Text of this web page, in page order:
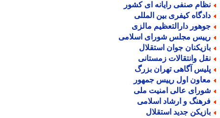
صنفی رایانه ای کشور
کیفری بین المللی
دارالتعظیم مالزی
مجلس شورای اسلامی
جوان استقلال
وانتقالات زمستانی
آگاهی تهران بزرگ
اول رییس جمهور
عالی امنیت ملی
و ارشاد اسلامی
جدید استقلال